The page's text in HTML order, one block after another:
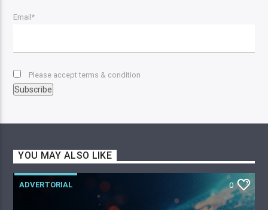
Email*
Please accept terms & condition
YOU MAY ALSO LIKE
ADVERTORIAL 0